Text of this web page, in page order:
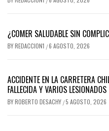
¿COMER SALUDABLE SIN
BYREDACCION1 /6 AGOSTO, 2026
ACCIDENTE EN LA CARRETERA
FALLECIDA Y VARIOS LESIONADOS
BYROBERTO DESACHY /5 AGOSTO, 2026